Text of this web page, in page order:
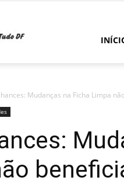
Informa
Tudo
Mudanças na Ficha Limpa